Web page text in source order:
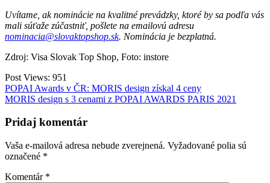
Uvítame, ak nominácie na kvalitné prevádzky, ktoré by sa podľa vás
mali súťaže zúčastniť, pošlete na emailovú adresu
nominacia@slovaktopshop.sk. Nominácia je bezplatná.
Zdroj: Visa Slovak Top Shop, Foto: instore
Post Views: 951
Navigácia
v
článku
POPAI Awards v ČR: MORIS design získal 4 ceny
MORIS design s 3 cenami z POPAI AWARDS PARIS 2021
Pridaj komentár
Vaša e-mailová adresa nebude zverejnená. Vyžadované polia sú
označené *
Komentár *